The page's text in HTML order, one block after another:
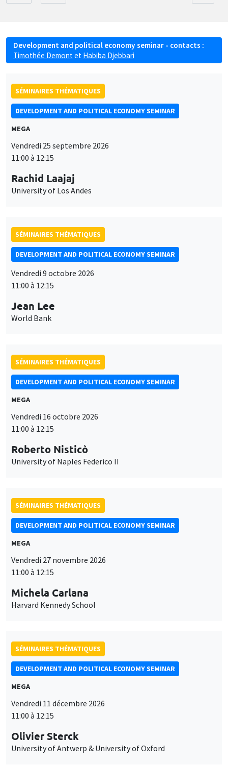
Development and political economy seminar - contacts :
Timothée Demont et Habiba Djebbari
SÉMINAIRES THÉMATIQUES
DEVELOPMENT AND POLITICAL ECONOMY SEMINAR
MEGA
Vendredi 25 septembre 2026
11:00 à 12:15
Rachid Laajaj
University of Los Andes
SÉMINAIRES THÉMATIQUES
DEVELOPMENT AND POLITICAL ECONOMY SEMINAR
Vendredi 9 octobre 2026
11:00 à 12:15
Jean Lee
World Bank
SÉMINAIRES THÉMATIQUES
DEVELOPMENT AND POLITICAL ECONOMY SEMINAR
MEGA
Vendredi 16 octobre 2026
11:00 à 12:15
Roberto Nisticò
University of Naples Federico II
SÉMINAIRES THÉMATIQUES
DEVELOPMENT AND POLITICAL ECONOMY SEMINAR
MEGA
Vendredi 27 novembre 2026
11:00 à 12:15
Michela Carlana
Harvard Kennedy School
SÉMINAIRES THÉMATIQUES
DEVELOPMENT AND POLITICAL ECONOMY SEMINAR
MEGA
Vendredi 11 décembre 2026
11:00 à 12:15
Olivier Sterck
University of Antwerp & University of Oxford